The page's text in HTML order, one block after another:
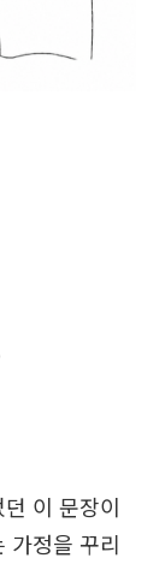
이 문장이
가정을 꾸리